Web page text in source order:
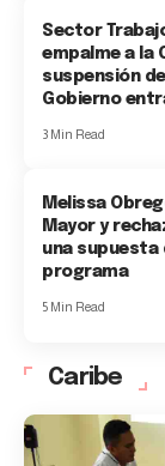
Sector
empalme a la
suspensión
Gobierno
3 Min Read
Melissa
Mayor y
una supuesta
programa
5 Min Read
Caribe